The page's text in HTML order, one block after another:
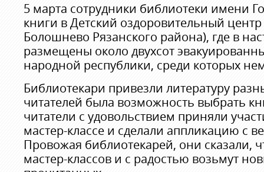
5 марта сотрудники библиотеки имени
книги в Детский оздоровительный центр
Болошнево Рязанского района), где в
размещены около двухсот
народной республики, среди которых
Библиотекари привезли литературу
читателей была возможность выбрать
читатели с удовольствием приняли
мастер-классе и сделали аппликацию с
Провожая библиотекарей, они сказали,
мастер-классов и с радостью возьмут